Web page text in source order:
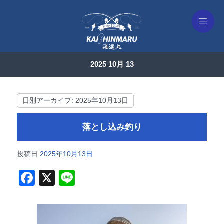
2025 10月 13
日別アーカイブ: 2025年10月13日
落とし込み釣り
投稿日 2025年10月13日
F
c
X
e